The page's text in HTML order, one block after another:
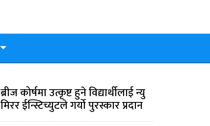
ब्रीज कोर्षमा उत्कृष्ट हुने विद्यार्थीलाई न्यु
मिरर ईन्स्टिच्युटले गर्यो पुरस्कार प्रदान